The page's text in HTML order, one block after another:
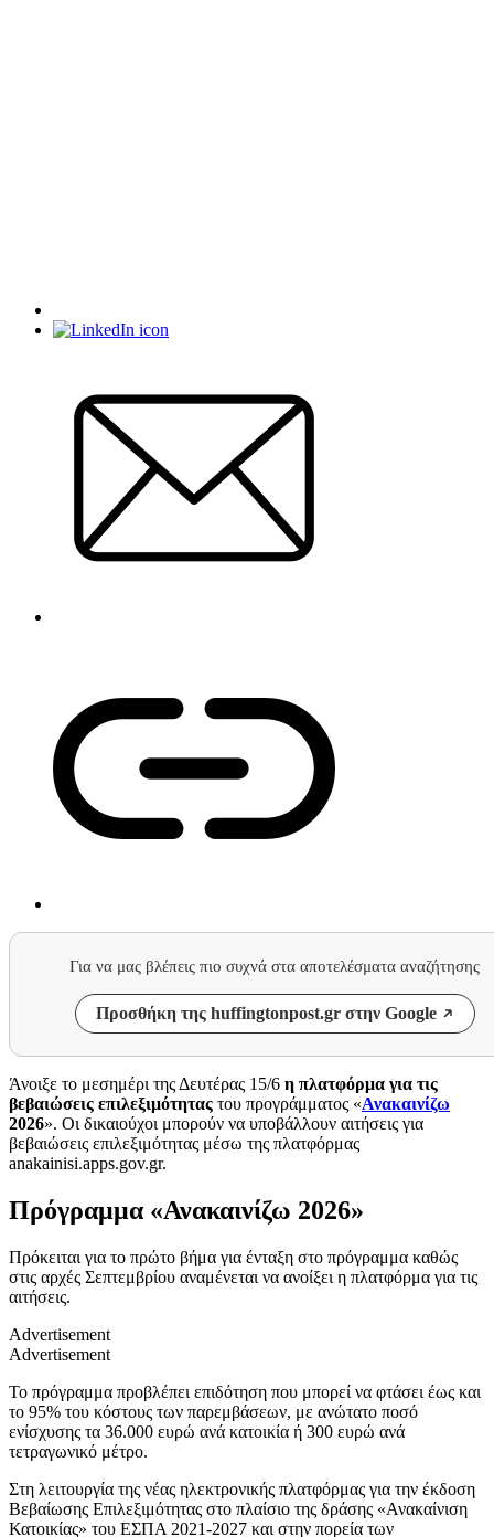
Για να μας βλέπεις πιο συχνά στα αποτελέσματα αναζήτησης
Προσθήκη της huffingtonpost.gr στην Google
Άνοιξε το μεσημέρι της Δευτέρας 15/6 η πλατφόρμα για τις
βεβαιώσεις επιλεξιμότητας του προγράμματος «Ανακαινίζω
2026». Οι δικαιούχοι μπορούν να υποβάλλουν αιτήσεις για
βεβαιώσεις επιλεξιμότητας μέσω της πλατφόρμας
anakainisi.apps.gov.gr.
Πρόγραμμα «Ανακαινίζω 2026»
Πρόκειται για το πρώτο βήμα για ένταξη στο πρόγραμμα καθώς
στις αρχές Σεπτεμβρίου αναμένεται να ανοίξει η πλατφόρμα για τις
αιτήσεις.
Advertisement
Advertisement
Το πρόγραμμα προβλέπει επιδότηση που μπορεί να φτάσει έως και
το 95% του κόστους των παρεμβάσεων, με ανώτατο ποσό
ενίσχυσης τα 36.000 ευρώ ανά κατοικία ή 300 ευρώ ανά
τετραγωνικό μέτρο.
Στη λειτουργία της νέας ηλεκτρονικής πλατφόρμας για την έκδοση
Βεβαίωσης Επιλεξιμότητας στο πλαίσιο της δράσης «Ανακαίνιση
Κατοικίας» του ΕΣΠΑ 2021-2027 και στην πορεία των